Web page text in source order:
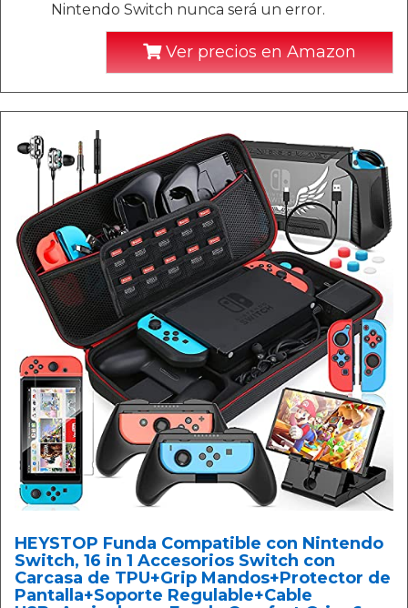
Nintendo Switch nunca será un error.
Ver precios en Amazon
HEYSTOP Funda Compatible con Nintendo
Switch, 16 in 1 Accesorios Switch con
Carcasa de TPU+Grip Mandos+Protector de
Pantalla+Soporte Regulable+Cable